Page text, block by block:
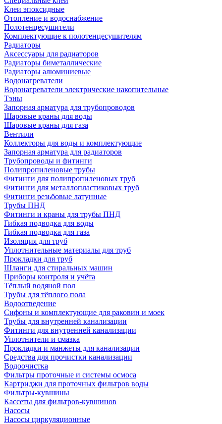
Клеи эпоксидные
Отопление и водоснабжение
Полотенцесушители
Комплектующие к полотенцесушителям
Радиаторы
Аксессуары для радиаторов
Радиаторы биметаллические
Радиаторы алюминиевые
Водонагреватели
Водонагреватели электрические накопительные
Тэны
Запорная арматура для трубопроводов
Шаровые краны для воды
Шаровые краны для газа
Вентили
Коллекторы для воды и комплектующие
Запорная арматура для радиаторов
Трубопроводы и фитинги
Полипропиленовые трубы
Фитинги для полипропиленовых труб
Фитинги для металлопластиковых труб
Фитинги резьбовые латунные
Трубы ПНД
Фитинги и краны для трубы ПНД
Гибкая подводка для воды
Гибкая подводка для газа
Изоляция для труб
Уплотнительные материалы для труб
Прокладки для труб
Шланги для стиральных машин
Приборы контроля и учёта
Тёплый водяной пол
Трубы для тёплого пола
Водоотведение
Сифоны и комплектующие для раковин и моек
Трубы для внутренней канализации
Фитинги для внутренней канализации
Уплотнители и смазка
Прокладки и манжеты для канализации
Средства для прочистки канализации
Водоочистка
Фильтры проточные и системы осмоса
Картриджи для проточных фильтров воды
Фильтры-кувшины
Кассеты для фильтров-кувшинов
Насосы
Насосы циркуляционные